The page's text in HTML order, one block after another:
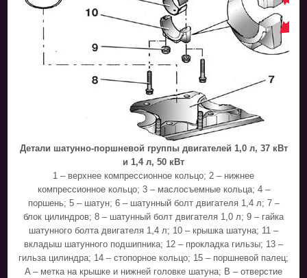
Детали шатунно-поршневой группы двигателей 1,0 л, 37 кВт
и 1,4 л, 50 кВт
1 – верхнее компрессионное кольцо; 2 – нижнее
компрессионное кольцо; 3 – маслосъемные кольца; 4 –
поршень; 5 – шатун; 6 – шатунный болт двигателя 1,4 л; 7 –
блок цилиндров; 8 – шатунный болт двигателя 1,0 л; 9 – гайка
шатунного болта двигателя 1,4 л; 10 – крышка шатуна; 11 –
вкладыш шатунного подшипника; 12 – прокладка гильзы; 13 –
гильза цилиндра; 14 – стопорное кольцо; 15 – поршневой палец;
A – метка на крышке и нижней головке шатуна; В – отверстие